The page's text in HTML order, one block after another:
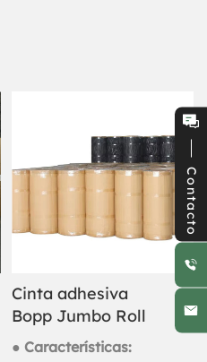
Cinta adhesiva
Bopp Jumbo Roll
● Características:
Contacto